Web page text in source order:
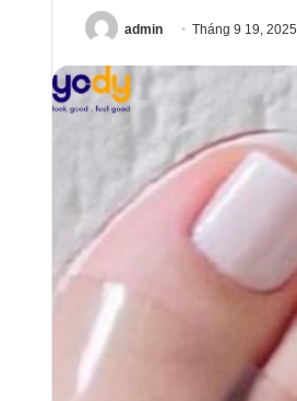
admin Tháng 9 19, 2025